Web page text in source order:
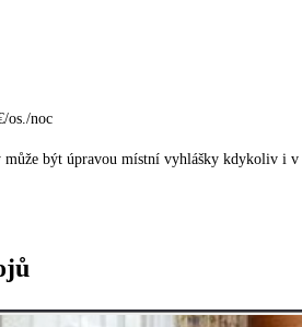
os./noc
může být úpravou místní vyhlášky kdykoliv i v